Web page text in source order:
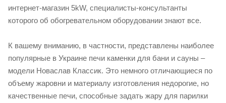
интернет-магазин 5kW, специалисты-консультанты
которого об обогревательном оборудовании знают все.
К вашему вниманию, в частности, представлены наиболее
популярные в Украине печи каменки для бани и сауны –
модели Новаслав Классик. Это немного отличающиеся по
объему жаровни и материалу изготовления недорогие, но
качественные печи, способные задать жару для парилки